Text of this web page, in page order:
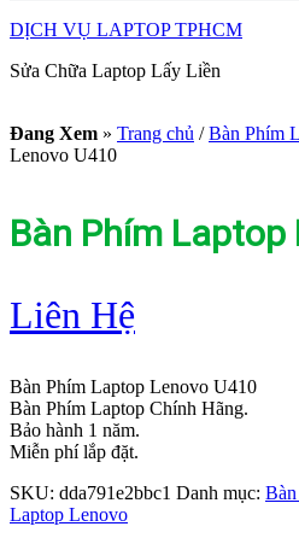
DỊCH VỤ LAPTOP TPHCM
Sửa Chữa Laptop Lấy Liền
Đang Xem » Trang chủ / Bàn Phím
Lenovo U410
Bàn Phím Laptop
Liên Hệ
Bàn Phím Laptop Lenovo U410
Bàn Phím Laptop Chính Hãng.
Bảo hành 1 năm.
Miễn phí lắp đặt.
SKU: dda791e2bbc1 Danh mục:
Laptop Lenovo